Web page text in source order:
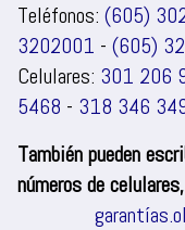
Teléfonos: (605)
3202001 - (605)
Celulares: 301 206
5468 - 318 346
También pueden
números de